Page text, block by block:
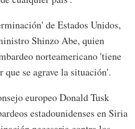
de Estados Unidos,
Shinzo Abe, quien
norteamericano 'tiene
se agrave la situación'.
europeo Donald Tusk
estadounidenses en Siria